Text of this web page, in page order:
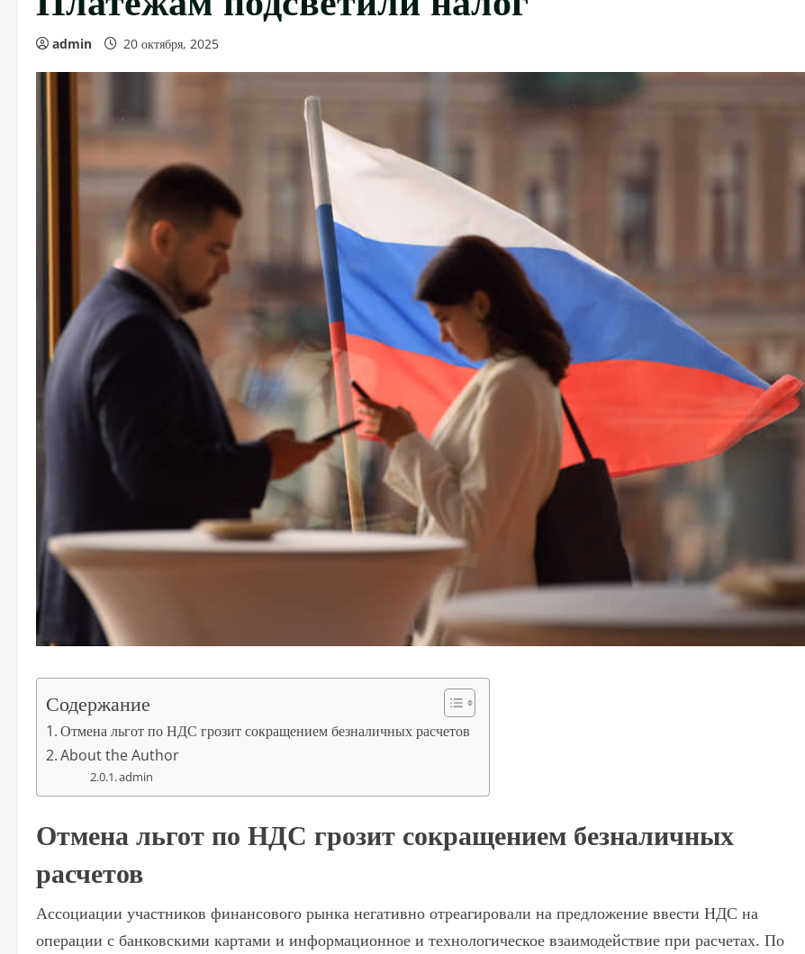
admin 20 октября, 2025
Содержание
Отмена льгот по НДС грозит сокращением безналичных расчетов
About the Author
admin
Отмена льгот по НДС грозит сокращением безналичных
расчетов
Ассоциации участников финансового рынка негативно отреагировали на предложение ввести НДС на
операции с банковскими картами и информационное и технологическое взаимодействие при расчетах. По